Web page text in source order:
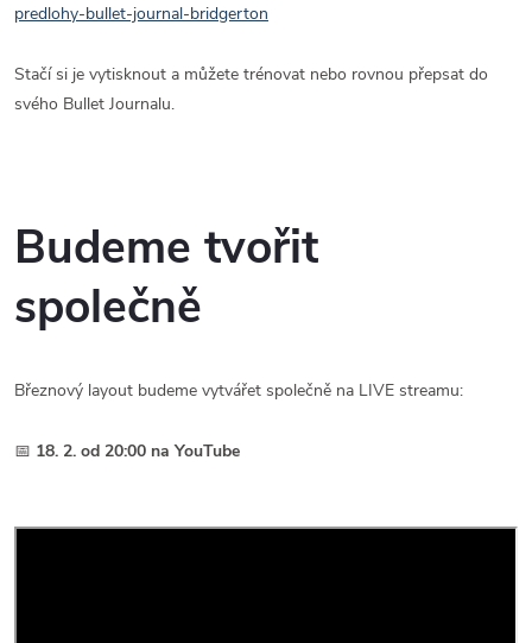
predlohy-bullet-journal-bridgerton
Stačí si je vytisknout a můžete trénovat nebo rovnou přepsat do
svého Bullet Journalu.
Budeme tvořit
společně
Březnový layout budeme vytvářet společně na LIVE streamu:
📅 18. 2. od 20:00 na YouTube